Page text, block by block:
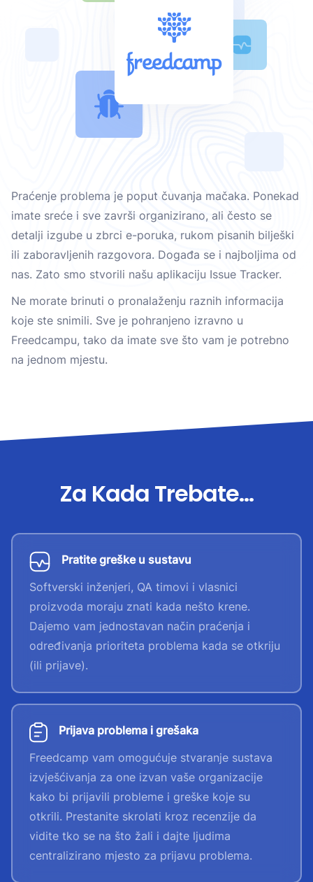
Praćenje problema je poput čuvanja mačaka. Ponekad
imate sreće i sve završi organizirano, ali često se
detalji izgube u zbrci e-poruka, rukom pisanih bilješki
ili zaboravljenih razgovora. Događa se i najboljima od
nas. Zato smo stvorili našu aplikaciju Issue Tracker.
Ne morate brinuti o pronalaženju raznih informacija
koje ste snimili. Sve je pohranjeno izravno u
Freedcampu, tako da imate sve što vam je potrebno
na jednom mjestu.
Za Kada Trebate...
Pratite greške u sustavu
Softverski inženjeri, QA timovi i vlasnici
proizvoda moraju znati kada nešto krene.
Dajemo vam jednostavan način praćenja i
određivanja prioriteta problema kada se otkriju
(ili prijave).
Prijava problema i grešaka
Freedcamp vam omogućuje stvaranje sustava
izvješćivanja za one izvan vaše organizacije
kako bi prijavili probleme i greške koje su
otkrili. Prestanite skrolati kroz recenzije da
vidite tko se na što žali i dajte ljudima
centralizirano mjesto za prijavu problema.